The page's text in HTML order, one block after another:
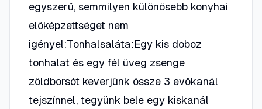
egyszerű, semmilyen különösebb konyhai
előképzettséget nem
igényel:Tonhalsaláta:Egy kis doboz
tonhalat és egy fél üveg zsenge
zöldborsót keverjünk össze 3 evőkanál
tejszínnel, tegyünk bele egy kiskanál